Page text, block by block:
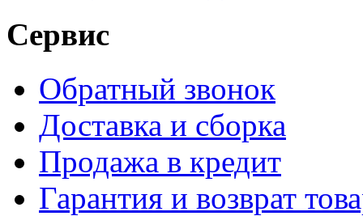
Сервис
Обратный звонок
Доставка и сборка
Продажа в кредит
Гарантия и возврат